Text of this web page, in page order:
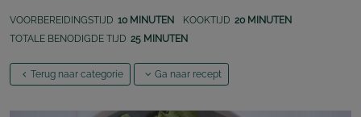
VOORBEREIDINGSTIJD 10 MINUTEN KOOKTIJD 20 MINUTEN
TOTALE BENODIGDE TIJD 25 MINUTEN
Terug naar categorie Ga naar recept